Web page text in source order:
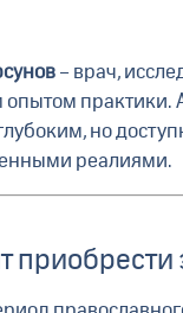
– врач,
практики.
но
реалиями.
приобрести